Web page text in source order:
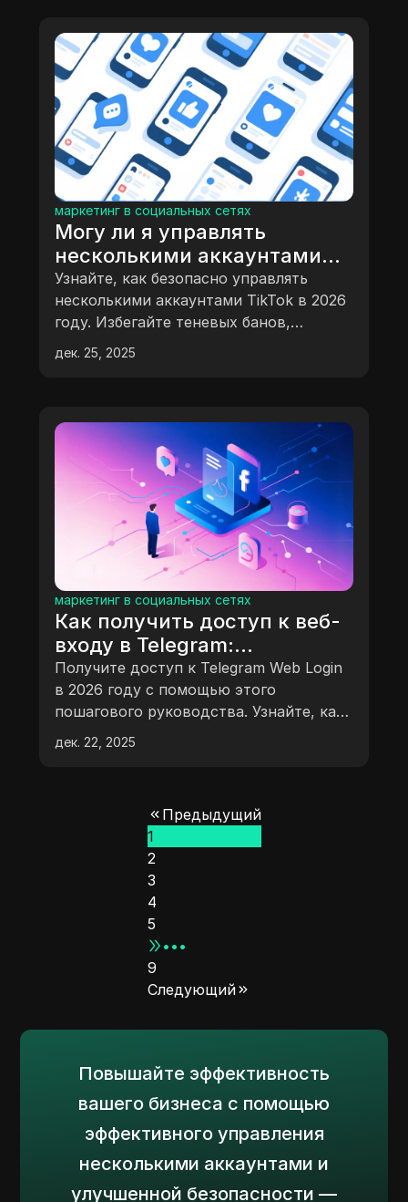
маркетинг в социальных сетях
Могу ли я управлять
несколькими аккаунтами
TikTok без бана?
Руководство на 2026 год
Узнайте, как безопасно управлять
несколькими аккаунтами TikTok в 2026
году. Избегайте теневых банов,
понимайте риски отслеживания и
применяйте проверенные стратегии,
дек. 25, 2025
маркетинг в социальных сетях
Как получить доступ к веб-
входу в Telegram:
инструкции и утилиты 2026
года
Получите доступ к Telegram Web Login
в 2026 году с помощью этого
пошагового руководства. Узнайте, как
войти в систему, управлять
несколькими профилями, устранять
безопасному и эффективному
использованию.
дек. 22, 2025
Предыдущий
1
2
3
4
5
•••
9
Следующий
Повышайте эффективность
вашего бизнеса с помощью
эффективного управления
несколькими аккаунтами и
улучшенной безопасности —